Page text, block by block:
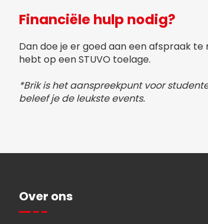
Financiële hulp nodig?
Dan doe je er goed aan een afspraak
hebt op een STUVO toelage.
*Brik is het aanspreekpunt voor
beleef je de leukste events.
Over ons